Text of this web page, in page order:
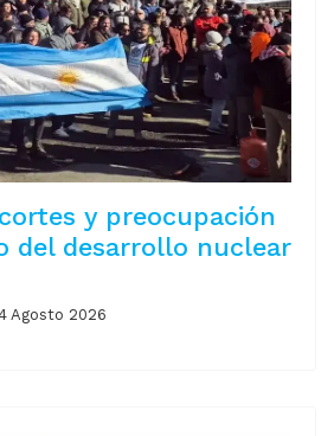
y preocupación
del desarrollo nuclear
Agosto 2026